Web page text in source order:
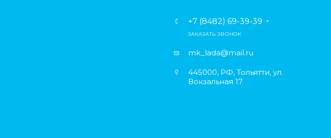
+7 (8482) 69-39-39
ЗАКАЗАТЬ ЗВОНОК
mk_lada@mail.ru
445000, РФ, Тольятти, ул.
Вокзальная 17